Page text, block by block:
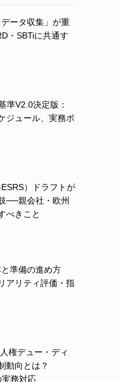
ータ収集」が重
・SBTiに共通す
準V2.0決定版：
ジュール、実務ポ
）ドラフトが
──親会社・欧州
べきこと
と準備の進め方
アリティ評価・指
権デュー・ディ
動向とは？
務対応